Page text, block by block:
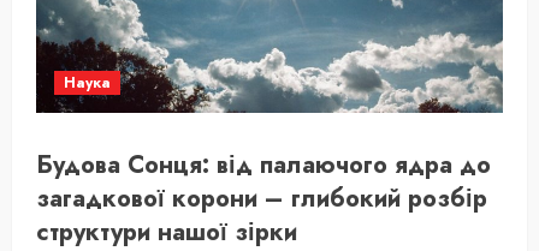
Наука
Будова Сонця: від палаючого ядра до
загадкової корони – глибокий розбір
структури нашої зірки